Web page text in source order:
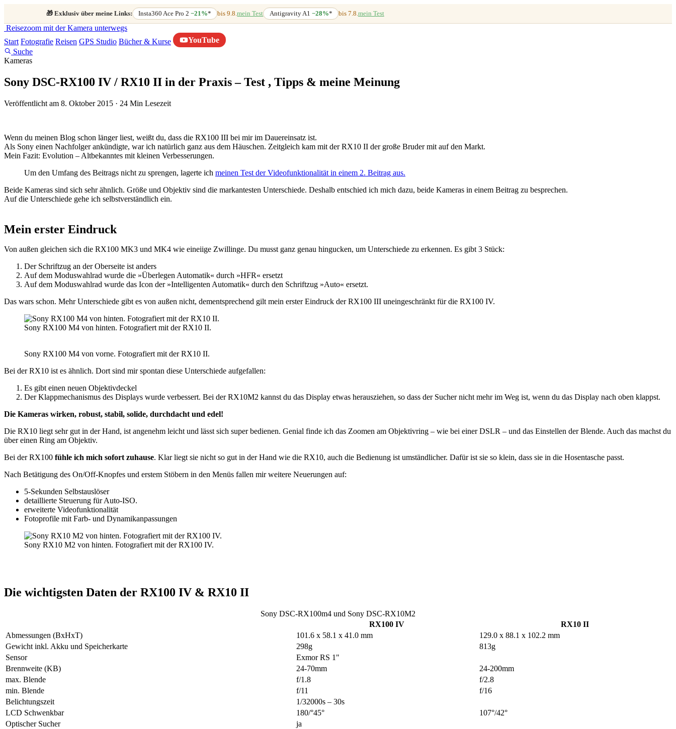
🎁 Exklusiv über meine Links: Insta360 Ace Pro 2−21%* bis 9.8.mein Test Antigravity A1 −28%* bis 7.8.mein Test
Reisezoom mit der Kamera unterwegs
Start Fotografie Reisen GPS Studio Bücher & Kurse
YouTube
Suche
Kameras
Sony DSC-RX100 IV / RX10 II in der Praxis – Test , Tipps & meine Meinung
Veröffentlicht am 8. Oktober 2015 · 24 Min Lesezeit
Wenn du meinen Blog schon länger liest, weißt du, dass die RX100 III bei mir im Dauereinsatz ist.
Als Sony einen Nachfolger ankündigte, war ich natürlich ganz aus dem Häuschen. Zeitgleich kam mit der RX10 II der große Bruder mit auf den Markt.
Mein Fazit: Evolution – Altbekanntes mit kleinen Verbesserungen.
Um den Umfang des Beitrags nicht zu sprengen, lagerte ich meinen Test der Videofunktionalität in einem 2. Beitrag aus.
Beide Kameras sind sich sehr ähnlich. Größe und Objektiv sind die markantesten Unterschiede. Deshalb entschied ich mich dazu, beide Kameras in einem Beitrag zu besprechen.
Auf die Unterschiede gehe ich selbstverständlich ein.
Mein erster Eindruck
Von außen gleichen sich die RX100 MK3 und MK4 wie eineiige Zwillinge. Du musst ganz genau hingucken, um Unterschiede zu erkennen. Es gibt 3 Stück:
Der Schriftzug an der Oberseite ist anders
Auf dem Moduswahlrad wurde die »Überlegen Automatik« durch »HFR« ersetzt
Auf dem Moduswahlrad wurde das Icon der »Intelligenten Automatik« durch den Schriftzug »Auto« ersetzt.
Das wars schon. Mehr Unterschiede gibt es von außen nicht, dementsprechend gilt mein erster Eindruck der RX100 III uneingeschränkt für die RX100 IV.
Sony RX100 M4 von hinten. Fotografiert mit der RX10 II.
Sony RX100 M4 von vorne. Fotografiert mit der RX10 II.
Bei der RX10 ist es ähnlich. Dort sind mir spontan diese Unterschiede aufgefallen:
Es gibt einen neuen Objektivdeckel
Der Klappmechanismus des Displays wurde verbessert. Bei der RX10M2 kannst du das Display etwas herausziehen, so dass der Sucher nicht mehr im Weg ist, wenn du das Display nach oben klappst.
Die Kameras wirken, robust, stabil, solide, durchdacht und edel!
Die RX10 liegt sehr gut in der Hand, ist angenehm leicht und lässt sich super bedienen. Genial finde ich das Zoomen am Objektivring – wie bei einer DSLR – und das Einstellen der Blende. Auch das machst du
über einen Ring am Objektiv.
Bei der RX100 fühle ich mich sofort zuhause. Klar liegt sie nicht so gut in der Hand wie die RX10, auch die Bedienung ist umständlicher. Dafür ist sie so klein, dass sie in die Hosentasche passt.
Nach Betätigung des On/Off-Knopfes und erstem Stöbern in den Menüs fallen mir weitere Neuerungen auf:
5-Sekunden Selbstauslöser
detaillierte Steuerung für Auto-ISO.
erweiterte Videofunktionalität
Fotoprofile mit Farb- und Dynamikanpassungen
Sony RX10 M2 von hinten. Fotografiert mit der RX100 IV.
Die wichtigsten Daten der RX100 IV & RX10 II
Sony DSC-RX100m4 und Sony DSC-RX10M2
RX100 IV
RX10 II
Abmessungen (BxHxT)
101.6 x 58.1 x 41.0 mm
129.0 x 88.1 x 102.2 mm
Gewicht inkl. Akku und Speicherkarte
298g
813g
Sensor
Exmor RS 1"
Brennweite (KB)
24-70mm
24-200mm
max. Blende
f/1.8
f/2.8
min. Blende
f/11
f/16
Belichtungszeit
1/32000s – 30s
LCD Schwenkbar
180/°45°
107°/42°
Optischer Sucher
ja